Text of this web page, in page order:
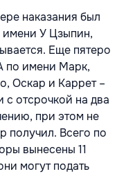
наказания был
имени У Цзыпин,
Еще пятеро
по имени Марк,
Оскар и Каррет –
с отсрочкой на два
при этом не
получил. Всего по
вынесены 11
могут подать